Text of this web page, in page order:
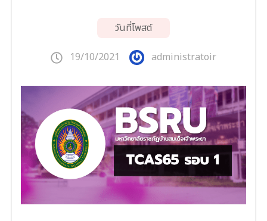
วันที่โพสต์
19/10/2021 administratoir